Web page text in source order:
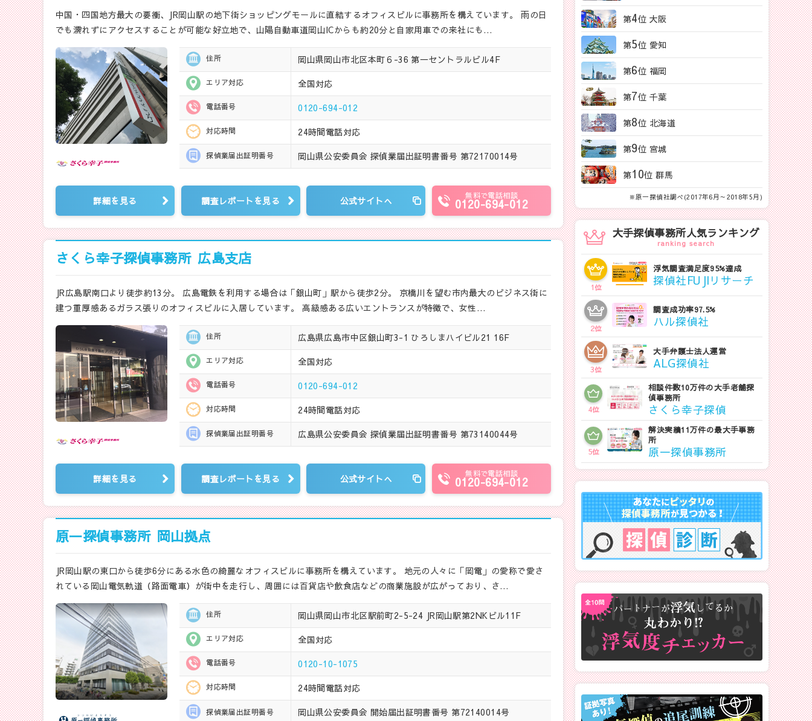
中国・四国地方最大の要衝、JR岡山駅の地下街ショッピングモールに直結するオフィスビルに事務所を構えています。 雨の日
でも濡れずにアクセスすることが可能な好立地で、山陽自動車道岡山ICからも約20分と自家用車での来社にも…
住所 岡山県岡山市北区本町６-36 第一セントラルビル4F
エリア対応 全国対応
電話番号 0120-694-012
対応時間 24時間電話対応
探偵業届出証明番号 岡山県公安委員会 探偵業届出証明書番号 第72170014号
詳細を見る 調査レポートを見る 公式サイトへ 無料で電話相談
0120-694-012
さくら幸子探偵事務所 広島支店
JR広島駅南口より徒歩約13分。 広島電鉄を利用する場合は「銀山町」駅から徒歩2分。 京橋川を望む市内最大のビジネス街に
建つ重厚感あるガラス張りのオフィスビルに入居しています。 高級感ある広いエントランスが特徴で、女性…
住所 広島県広島市中区銀山町3-1 ひろしまハイビル21 16F
エリア対応 全国対応
電話番号 0120-694-012
対応時間 24時間電話対応
探偵業届出証明番号 広島県公安委員会 探偵業届出証明書番号 第73140044号
詳細を見る 調査レポートを見る 公式サイトへ 無料で電話相談
0120-694-012
原一探偵事務所 岡山拠点
JR岡山駅の東口から徒歩6分にある水色の綺麗なオフィスビルに事務所を構えています。 地元の人々に「岡電」の愛称で愛さ
れている岡山電気軌道（路面電車）が街中を走行し、周囲には百貨店や飲食店などの商業施設が広がっており、さ…
住所 岡山県岡山市北区駅前町2-5-24 JR岡山駅第2NKビル11F
エリア対応 全国対応
電話番号 0120-10-1075
対応時間 24時間電話対応
探偵業届出証明番号 岡山県公安委員会 開始届出証明書番号 第72140014号
第4位 大阪
第5位 愛知
第6位 福岡
第7位 千葉
第8位 北海道
第9位 宮城
第10位 群馬
※原一探偵社調べ(2017年6月～2018年5月)
大手探偵事務所人気ランキング
ranking search
1位
浮気調査満足度95%達成
探偵社FUJIリサーチ
2位
調査成功率97.5%
ハル探偵社
3位
大手弁護士法人運営
ALG探偵社
4位
相談件数10万件の大手老舗探
偵事務所
さくら幸子探偵
5位
解決実績11万件の最大手事務
所
原一探偵事務所